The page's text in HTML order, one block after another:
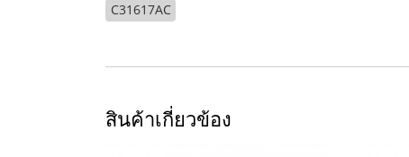
C31617AC
สินค้าเกี่ยวข้อง